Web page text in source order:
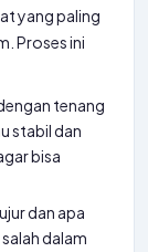
yang paling
Proses ini
tenang
stabil dan
bisa
dan apa
dalam